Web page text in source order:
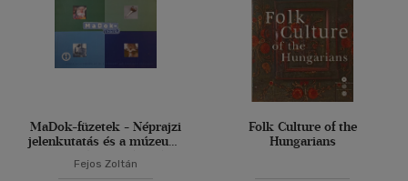
MaDok-füzetek - Néprajzi
jelenkutatás és a múzeumi
Fejos Zoltán
Folk Culture of the
Hungarians